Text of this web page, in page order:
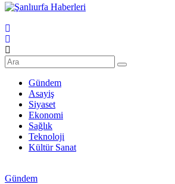
Şanlıurfa
Haberleri
Son
Şanlıurfa
Haberleri
Gündem
Asayiş
Siyaset
Ekonomi
Sağlık
Teknoloji
Kültür Sanat
Gündem